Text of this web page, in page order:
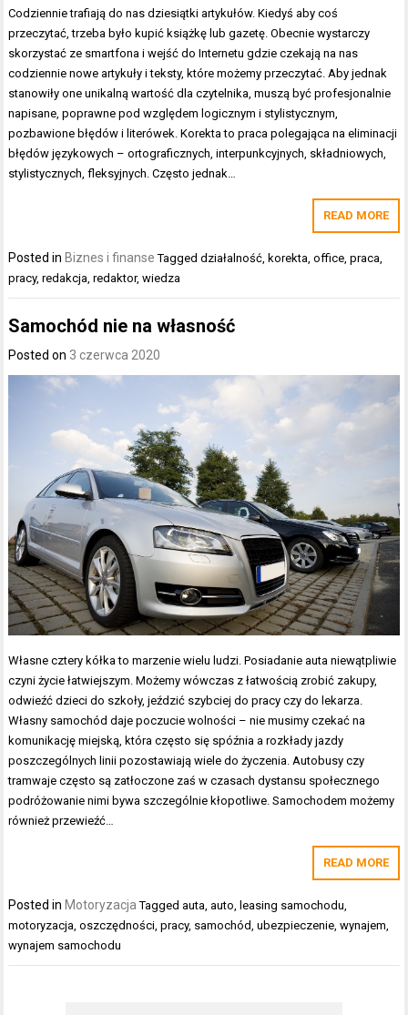
Codziennie trafiają do nas dziesiątki artykułów. Kiedyś aby coś
przeczytać, trzeba było kupić książkę lub gazetę. Obecnie wystarczy
skorzystać ze smartfona i wejść do Internetu gdzie czekają na nas
codziennie nowe artykuły i teksty, które możemy przeczytać. Aby jednak
stanowiły one unikalną wartość dla czytelnika, muszą być profesjonalnie
napisane, poprawne pod względem logicznym i stylistycznym,
pozbawione błędów i literówek. Korekta to praca polegająca na eliminacji
błędów językowych – ortograficznych, interpunkcyjnych, składniowych,
stylistycznych, fleksyjnych. Często jednak…
READ MORE
Posted in Biznes i finanse Taggeddziałalność korekta ,office ,praca
pracy,redakcja ,redaktor,wiedza
Samochód nie na własność
Posted on 3 czerwca 2020
Własne cztery kółka to marzenie wielu ludzi. Posiadanie auta niewątpliwie
czyni życie łatwiejszym. Możemy wówczas z łatwością zrobić zakupy,
odwieźć dzieci do szkoły, jeździć szybciej do pracy czy do lekarza.
Własny samochód daje poczucie wolności – nie musimy czekać na
komunikację miejską, która często się spóźnia a rozkłady jazdy
poszczególnych linii pozostawiają wiele do życzenia. Autobusy czy
tramwaje często są zatłoczone zaś w czasach dystansu społecznego
podróżowanie nimi bywa szczególnie kłopotliwe. Samochodem możemy
również przewieźć…
READ MORE
Posted in Motoryzacja Taggedauta,auto, leasing samochodu,
motoryzacja,oszczędności,pracy, samochód,ubezpieczenie,wynajem,
wynajem samochodu